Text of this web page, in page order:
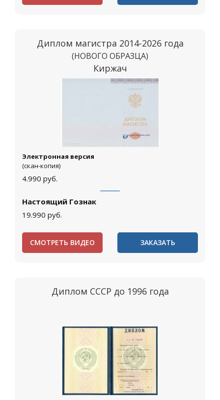
Диплом магистра 2014-2026 года
(НОВОГО ОБРАЗЦА)
Киржач
Электронная версия
(скан-копия)
4.990 руб.
Настоящий Гознак
19.990 руб.
СМОТРЕТЬ ВИДЕО ЗАКАЗАТЬ
Диплом СССР до 1996 года